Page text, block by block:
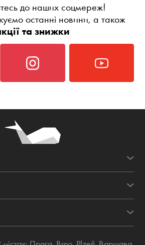
до наших соцмереж!
останні новини, а також
та знижки